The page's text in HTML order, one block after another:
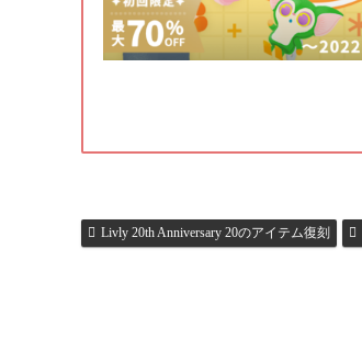
Livly 20th Anniversary 20のアイテム復刻